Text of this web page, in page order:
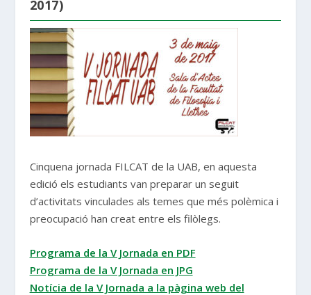
2017)
Cinquena jornada FILCAT de la UAB, en aquesta
edició els estudiants van preparar un seguit
d’activitats vinculades als temes que més polèmica i
preocupació han creat entre els filòlegs.
Programa de la V Jornada en PDF
Programa de la V Jornada en JPG
Notícia de la V Jornada a la pàgina web del